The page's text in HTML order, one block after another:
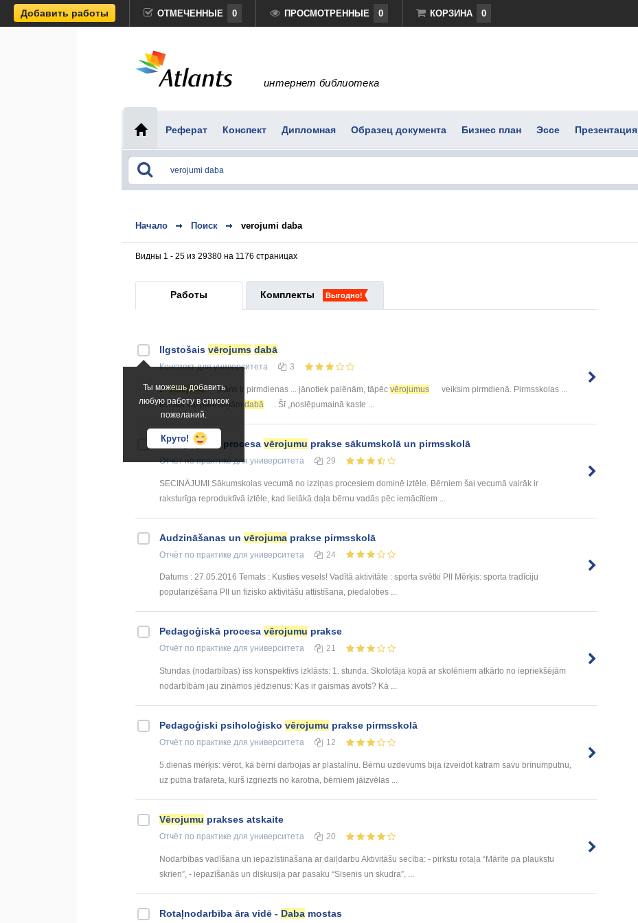
Добавить работы ОТМЕЧЕННЫЕ 0 ПРОСМОТРЕННЫЕ 0 КОРЗИНА 0
интернет библиотека
Реферат Конспект Дипломная Образец документа Бизнес план Эссе Презентация
Начало Поиск verojumi daba
Видны 1 - 25 из 29380 на 1176 страницах
Работы Комплекты Выгодно!
Ты можешь добавить
любую работу в список
пожеланий.
Круто!
Ilgstošais vērojums dabā
Конспектдля университета 3
2.Vērojuma plāns Ir pirmdienas ... jānotiek palēnām, tāpēc vērojumus
veiksim pirmdienā. Pirmsskolas ...
temata vai pārmaiņām dabā . Šī „noslēpumainā kaste ...
Pedagoģiskā procesa vērojumu prakse sākumskolā un pirmsskolā
Отчёт по практикедля университета 29
SECINĀJUMI Sākumskolas vecumā no izziņas procesiem dominē iztēle. Bērniem šai vecumā vairāk ir
raksturīga reproduktīvā iztēle, kad lielākā daļa bērnu vadās pēc iemācītiem ...
Audzināšanas un vērojuma prakse pirmsskolā
Отчёт по практике для университета 24
Datums : 27.05.2016 Temats : Kusties vesels! Vadītā aktivitāte : sporta svētki PII Mērķis: sporta tradīciju
popularizēšana PII un fizisko aktivitāšu attīstīšana, piedaloties ...
Pedagoģiskā procesa vērojumu prakse
Отчёт по практике для университета 21
Stundas (nodarbības) īss konspektīvs izklāsts: 1. stunda. Skolotāja kopā ar skolēniem atkārto no iepriekšējām
nodarbībām jau zināmos jēdzienus: Kas ir gaismas avots? Kā ...
Pedagoģiski psiholoģisko vērojumu prakse pirmsskolā
Отчёт по практике для университета 12
5.dienas mērķis: vērot, kā bērni darbojas ar plastalīnu. Bērnu uzdevums bija izveidot katram savu brīnumputnu,
uz putna trafareta, kurš izgriezts no karotna, bērniem jāizvēlas ...
Vērojumu prakses atskaite
Отчёт по практике для университета 20
Nodarbības vadīšana un iepazīstināšana ar daiļdarbu Aktivitāšu secība: - pirkstu rotaļa “Mārīte pa plaukstu
skrien”, - iepazīšanās un diskusija par pasaku “Sisenis un skudra”, ...
Rotaļnodarbība āra vidē - Daba mostas